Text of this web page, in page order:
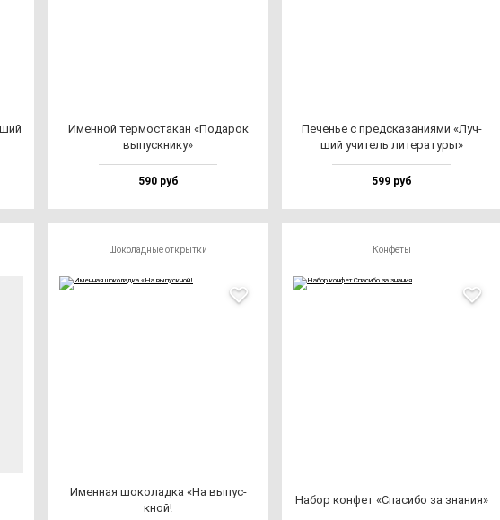
Имен­ной тер­мос­та­кан «Пода­рок
вы­пус­кни­ку»
590 руб
Печенье с пред­ска­за­ни­ями «Луч­
ший учи­тель ли­те­ра­ту­ры»
599 руб
Шоколадные открытки
Имен­ная шо­ко­лад­ка «На вы­пус­
кной!
Конфеты
Набор кон­фет «Спа­си­бо за зна­ния»